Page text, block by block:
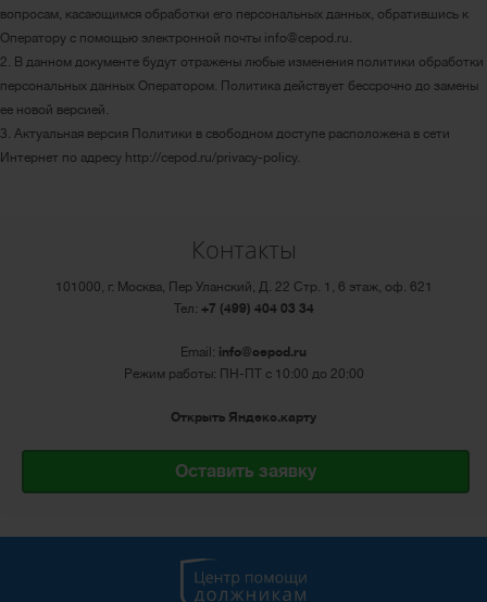
вопросам, касающимся обработки его персональных данных, обратившись к
Оператору с помощью электронной почты info@cepod.ru.
2. В данном документе будут отражены любые изменения политики обработки
персональных данных Оператором. Политика действует бессрочно до замены
ее новой версией.
3. Актуальная версия Политики в свободном доступе расположена в сети
Интернет по адресу http://cepod.ru/privacy-policy.
Контакты
101000, г. Москва, Пер Уланский, Д. 22 Стр. 1, 6 этаж, оф. 621
Тел: +7 (499) 404 03 34
Email: info@cepod.ru
Режим работы: ПН-ПТ с 10:00 до 20:00
Открыть Яндекс.карту
Оставить заявку